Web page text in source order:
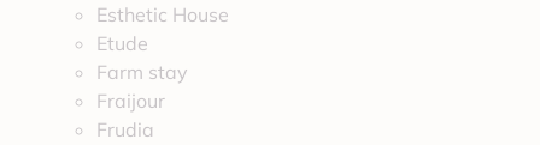
Esthetic House
Etude
Farm stay
Fraijour
Frudia